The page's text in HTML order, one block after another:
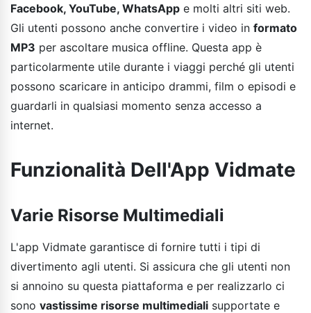
Facebook, YouTube, WhatsApp e molti altri siti web.
Gli utenti possono anche convertire i video in formato
MP3 per ascoltare musica offline. Questa app è
particolarmente utile durante i viaggi perché gli utenti
possono scaricare in anticipo drammi, film o episodi e
guardarli in qualsiasi momento senza accesso a
internet.
Funzionalità Dell'App Vidmate
Varie Risorse Multimediali
L'app Vidmate garantisce di fornire tutti i tipi di
divertimento agli utenti. Si assicura che gli utenti non
si annoino su questa piattaforma e per realizzarlo ci
sono vastissime risorse multimediali supportate e